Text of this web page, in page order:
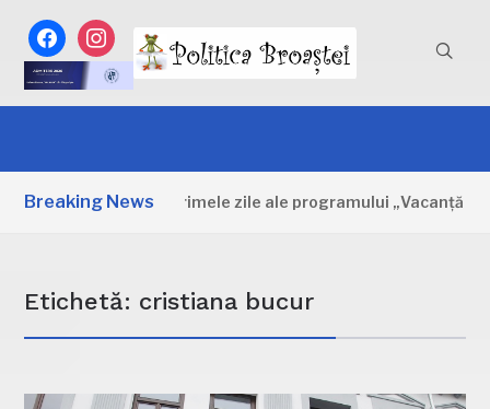
facebookinstagram
Breaking News
Dâmbovița: Primele zile ale programului „Vacanță la
Etichetă: cristiana bucur